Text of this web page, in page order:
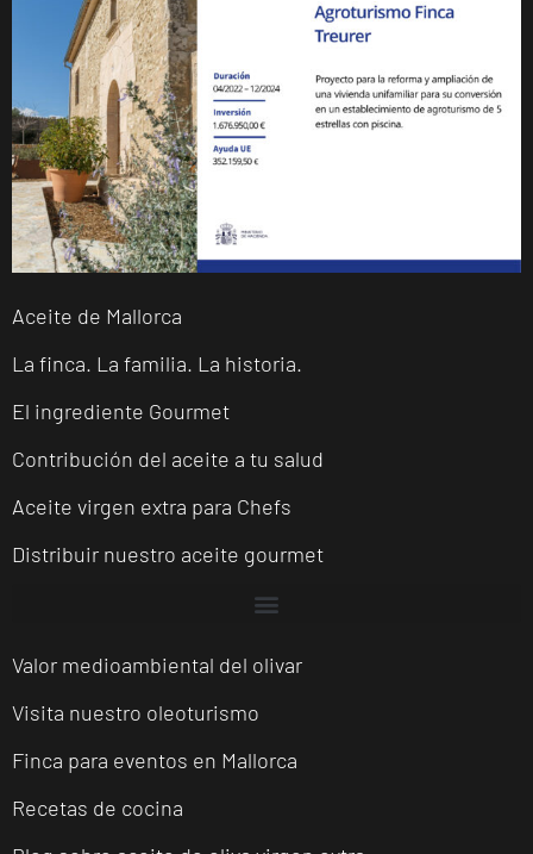
Aceite de Mallorca
La finca. La familia. La historia.
El ingrediente Gourmet
Contribución del aceite a tu salud
Aceite virgen extra para Chefs
Distribuir nuestro aceite gourmet
Valor medioambiental del olivar
Visita nuestro oleoturismo
Finca para eventos en Mallorca
Recetas de cocina